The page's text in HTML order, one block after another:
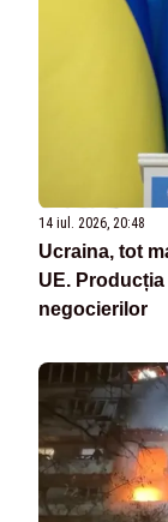
14 iul. 2026, 20:48
Ucraina, tot
UE.
negocierilor